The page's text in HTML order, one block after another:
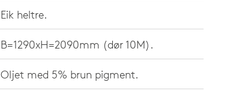
Eik heltre.
B=1290xH=2090mm (dør 10M).
Oljet med 5% brun pigment.